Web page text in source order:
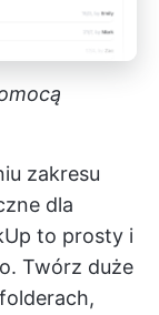
zakresu
dla
to prosty i
Twórz duże